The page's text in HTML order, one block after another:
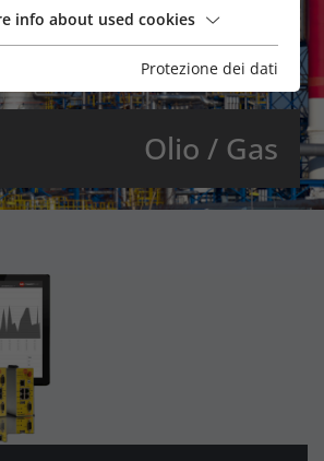
Olio / Gas
info about used cookies
Protezione dei dati